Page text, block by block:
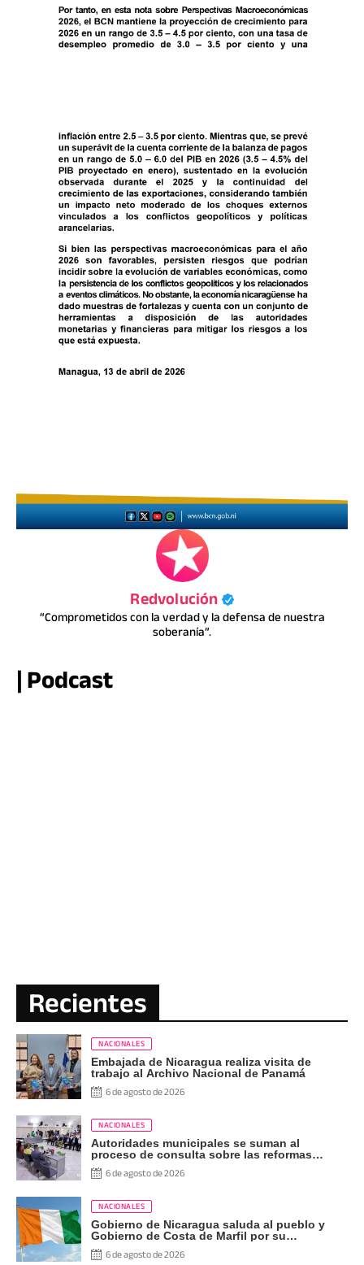
Redvolución
“Comprometidos con la verdad y la defensa de nuestra
soberanía”.
| Podcast
Recientes
NACIONALES
Embajada de Nicaragua realiza visita de
trabajo al Archivo Nacional de Panamá
6 de agosto de 2026
NACIONALES
Autoridades municipales se suman al
proceso de consulta sobre las reformas
constitucionales
6 de agosto de 2026
NACIONALES
Gobierno de Nicaragua saluda al pueblo y
Gobierno de Costa de Marfil por su
Independencia
6 de agosto de 2026